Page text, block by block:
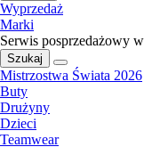
Wyprzedaż
Marki
Serwis posprzedażowy
Szukaj
Mistrzostwa Świata 2026
Buty
Drużyny
Dzieci
Teamwear